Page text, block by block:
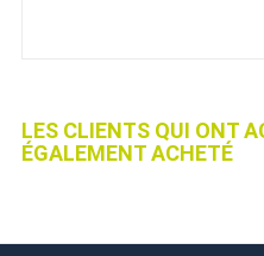
LES CLIENTS QUI ONT
ÉGALEMENT ACHETÉ